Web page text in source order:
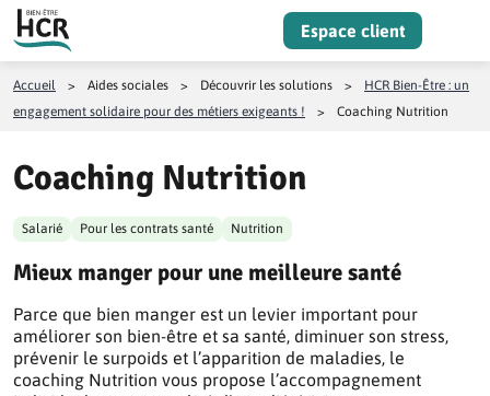
Aller au contenu
Espace client
Accueil > Aides sociales > Découvrir les solutions >
HCR Bien-Être : un
engagement solidaire pour des métiers exigeants !
> Coaching Nutrition
Coaching Nutrition
Salarié Pour les contrats santé Nutrition
Mieux manger pour une meilleure santé
Parce que bien manger est un levier important pour
améliorer son bien-être et sa santé, diminuer son stress,
prévenir le surpoids et l’apparition de maladies, le
coaching Nutrition vous propose l’accompagnement